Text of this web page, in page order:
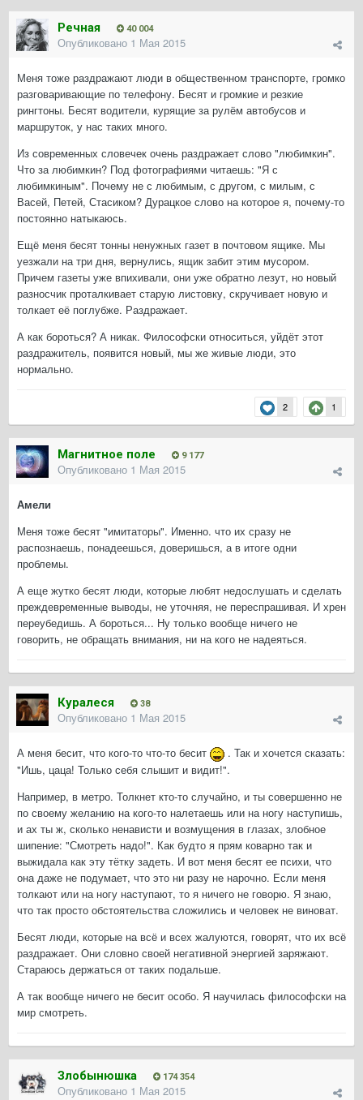
Речная 40 004
Опубликовано 1 Мая 2015
Меня тоже раздражают люди в общественном транспорте, громко
разговаривающие по телефону. Бесят и громкие и резкие
рингтоны. Бесят водители, курящие за рулём автобусов и
маршруток, у нас таких много.
Из современных словечек очень раздражает слово "любимкин".
Что за любимкин? Под фотографиями читаешь: "Я с
любимкиным". Почему не с любимым, с другом, с милым, с
Васей, Петей, Стасиком? Дурацкое слово на которое я, почему-то
постоянно натыкаюсь.
Ещё меня бесят тонны ненужных газет в почтовом ящике. Мы
уезжали на три дня, вернулись, ящик забит этим мусором.
Причем газеты уже впихивали, они уже обратно лезут, но новый
разносчик проталкивает старую листовку, скручивает новую и
толкает её поглубже. Раздражает.
А как бороться? А никак. Философски относиться, уйдёт этот
раздражитель, появится новый, мы же живые люди, это
нормально.
2 1
Магнитное поле 9 177
Опубликовано 1 Мая 2015
Амели
Меня тоже бесят "имитаторы". Именно. что их сразу не
распознаешь, понадеешься, доверишься, а в итоге одни
проблемы.
А еще жутко бесят люди, которые любят недослушать и сделать
преждевременные выводы, не уточняя, не переспрашивая. И хрен
переубедишь. А бороться... Ну только вообще ничего не
говорить, не обращать внимания, ни на кого не надеяться.
Куралеся 38
Опубликовано 1 Мая 2015
А меня бесит, что кого-то что-то бесит
. Так и хочется сказать:
"Ишь, цаца! Только себя слышит и видит!".
Например, в метро. Толкнет кто-то случайно, и ты совершенно не
по своему желанию на кого-то налетаешь или на ногу наступишь,
и ах ты ж, сколько ненависти и возмущения в глазах, злобное
шипение: "Смотреть надо!". Как будто я прям коварно так и
выжидала как эту тётку задеть. И вот меня бесят ее психи, что
она даже не подумает, что это ни разу не нарочно. Если меня
толкают или на ногу наступают, то я ничего не говорю. Я знаю,
что так просто обстоятельства сложились и человек не виноват.
Бесят люди, которые на всё и всех жалуются, говорят, что их всё
раздражает. Они словно своей негативной энергией заряжают.
Стараюсь держаться от таких подальше.
А так вообще ничего не бесит особо. Я научилась философски на
мир смотреть.
Злобынюшка 174 354
Опубликовано 1 Мая 2015